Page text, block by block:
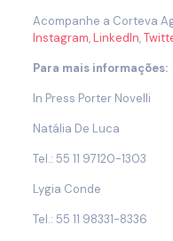
Acompanhe a Corteva
Instagram,LinkedIn,
Para mais informações:
In Press Porter Novelli
Natália De Luca
Tel.: 55 11 97120-1303
Lygia Conde
Tel.: 55 11 98331-8336